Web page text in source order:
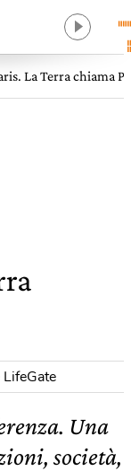
La Terra chiama
Una
società,